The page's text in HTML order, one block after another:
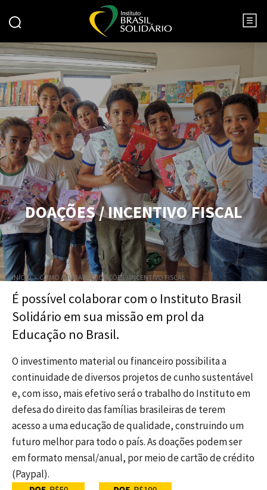
DOAÇÕES / INCENTIVO FISCAL
INÍCIO COMO AJUDAR DOAÇÕES / INCENTIVO FISCAL
É possível colaborar com o Instituto Brasil
Solidário em sua missão em prol da
Educação no Brasil.
O investimento material ou financeiro possibilita a
continuidade de diversos projetos de cunho sustentável
e, com isso, mais efetivo será o trabalho do Instituto em
defesa do direito das famílias brasileiras de terem
acesso a uma educação de qualidade, construindo um
futuro melhor para todo o país. As doações podem ser
em formato mensal/anual, por meio de cartão de crédito
(Paypal).